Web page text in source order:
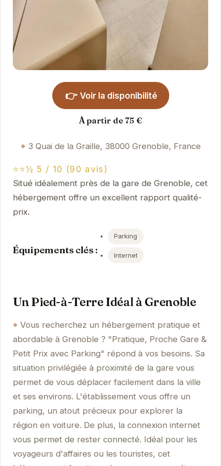
👉 Voir la disponibilité
À partir de 75 €
3 Quai de la Graille, 38000 Grenoble, France
⭐⭐½ 5 / 10 (90 avis)
Situé idéalement près de la gare de Grenoble, cet
hébergement offre un excellent rapport qualité-
prix.
Équipements clés :
Parking
Internet
Un Pied-à-Terre Idéal à Grenoble
Vous recherchez un hébergement pratique et
abordable à Grenoble ? "Pratique, Proche Gare &
Petit Prix avec Parking" répond à vos besoins. Sa
situation privilégiée à proximité de la gare vous
permet de vous déplacer facilement dans la ville
et ses environs. L'établissement vous offre un
parking, un atout précieux pour explorer la
région en voiture. De plus, la connexion internet
vous permet de rester connecté. Idéal pour les
voyageurs d'affaires ou les touristes, cet